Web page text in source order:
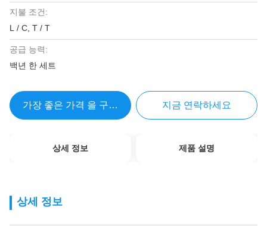
지불 조건:
L / C, T / T
공급 능력:
백년 한 세트
가장 좋은 가격 을 구하라 지금 연락하세요
상세 정보 제품 설명
상세 정보